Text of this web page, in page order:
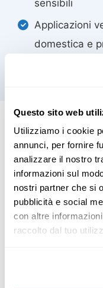
Questo sito web
Utilizziamo i cookie
annunci, per fornire
analizzare il nostro
informazioni sul
nostri partner che si
pubblicità e social
con altre
raccolto dal tuo
sensibili
Applicazioni
domestica e
Un
Il nostro R&D
informatica,
progetto nasce
caduta o
tecnologiche